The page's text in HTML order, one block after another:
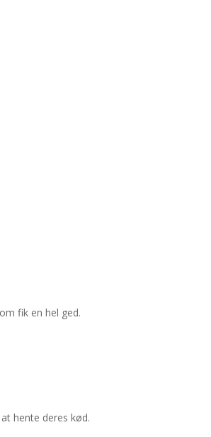
fik en hel ged.
hente deres kød.